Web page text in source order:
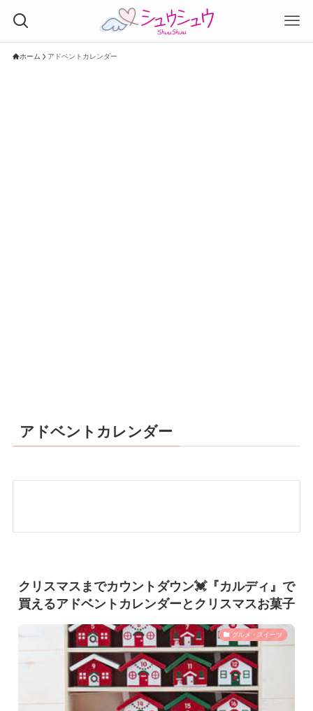
ホーム アドベントカレンダー
アドベントカレンダー
クリスマスまでカウントダウン💓『カルディ』で
買えるアドベントカレンダーとクリスマスお菓子
グルメ・スイーツ